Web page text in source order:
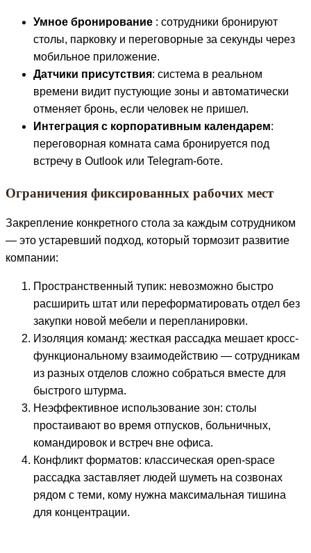
Умное бронирование : сотрудники бронируют
столы, парковку и переговорные за секунды через
мобильное приложение.
Датчики присутствия: система в реальном
времени видит пустующие зоны и автоматически
отменяет бронь, если человек не пришел.
Интеграция с корпоративным календарем:
переговорная комната сама бронируется под
встречу в Outlook или Telegram-боте.
Ограничения фиксированных рабочих мест
Закрепление конкретного стола за каждым сотрудником
— это устаревший подход, который тормозит развитие
компании:
Пространственный тупик: невозможно быстро
расширить штат или переформатировать отдел без
закупки новой мебели и перепланировки.
Изоляция команд: жесткая рассадка мешает кросс-
функциональному взаимодействию — сотрудникам
из разных отделов сложно собраться вместе для
быстрого штурма.
Неэффективное использование зон: столы
простаивают во время отпусков, больничных,
командировок и встреч вне офиса.
Конфликт форматов: классическая open-space
рассадка заставляет людей шуметь на созвонах
рядом с теми, кому нужна максимальная тишина
для концентрации.